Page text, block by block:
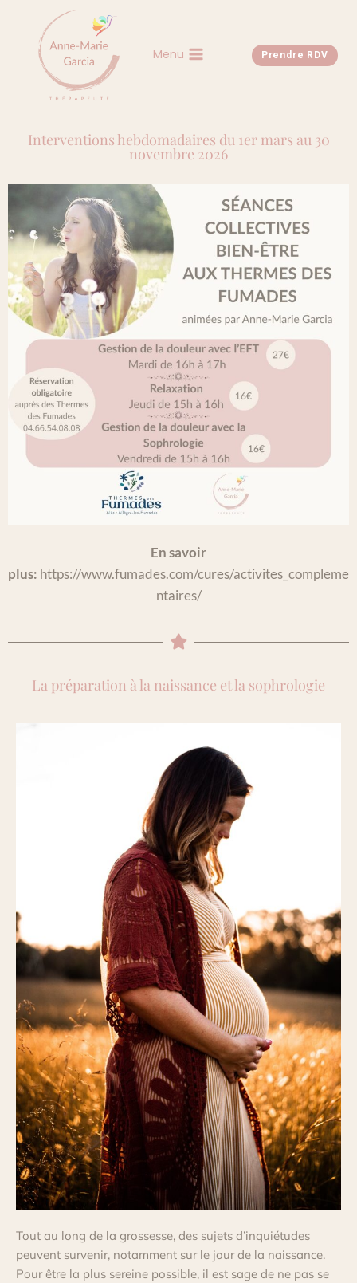
Menu Prendre RDV
Interventions hebdomadaires du 1er mars au 30
novembre 2026
En savoir
plus: https://www.fumades.com/cures/activites_compleme
ntaires/
La préparation à la naissance et la sophrologie
Tout au long de la grossesse, des sujets d’inquiétudes
peuvent survenir, notamment sur le jour de la naissance.
Pour être la plus sereine possible, il est sage de ne pas se